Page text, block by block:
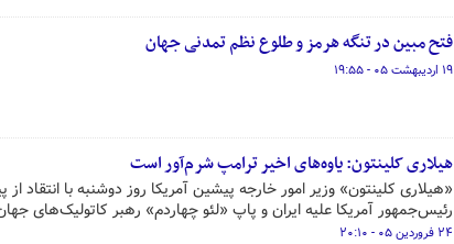
فتح مبین در تنگه هرمز و طلوع نظم تمدنی جهان
۱۹ اردیبهشت ۰۵ - ۱۹:۵۵
هیلاری کلینتون: یاوه‌های اخیر ترامپ شرم‌آور است
«هیلاری کلینتون» وزیر امور خارجه پیشین آمریکا روز دوشنبه با انتقاد
رئیس‌جمهور آمریکا علیه ایران و پاپ «لئو چهاردم» رهبر کاتولیک‌های
۲۴ فروردین ۰۵ - ۲۰:۱۰